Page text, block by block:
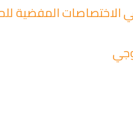
الاختصاصات المفضية